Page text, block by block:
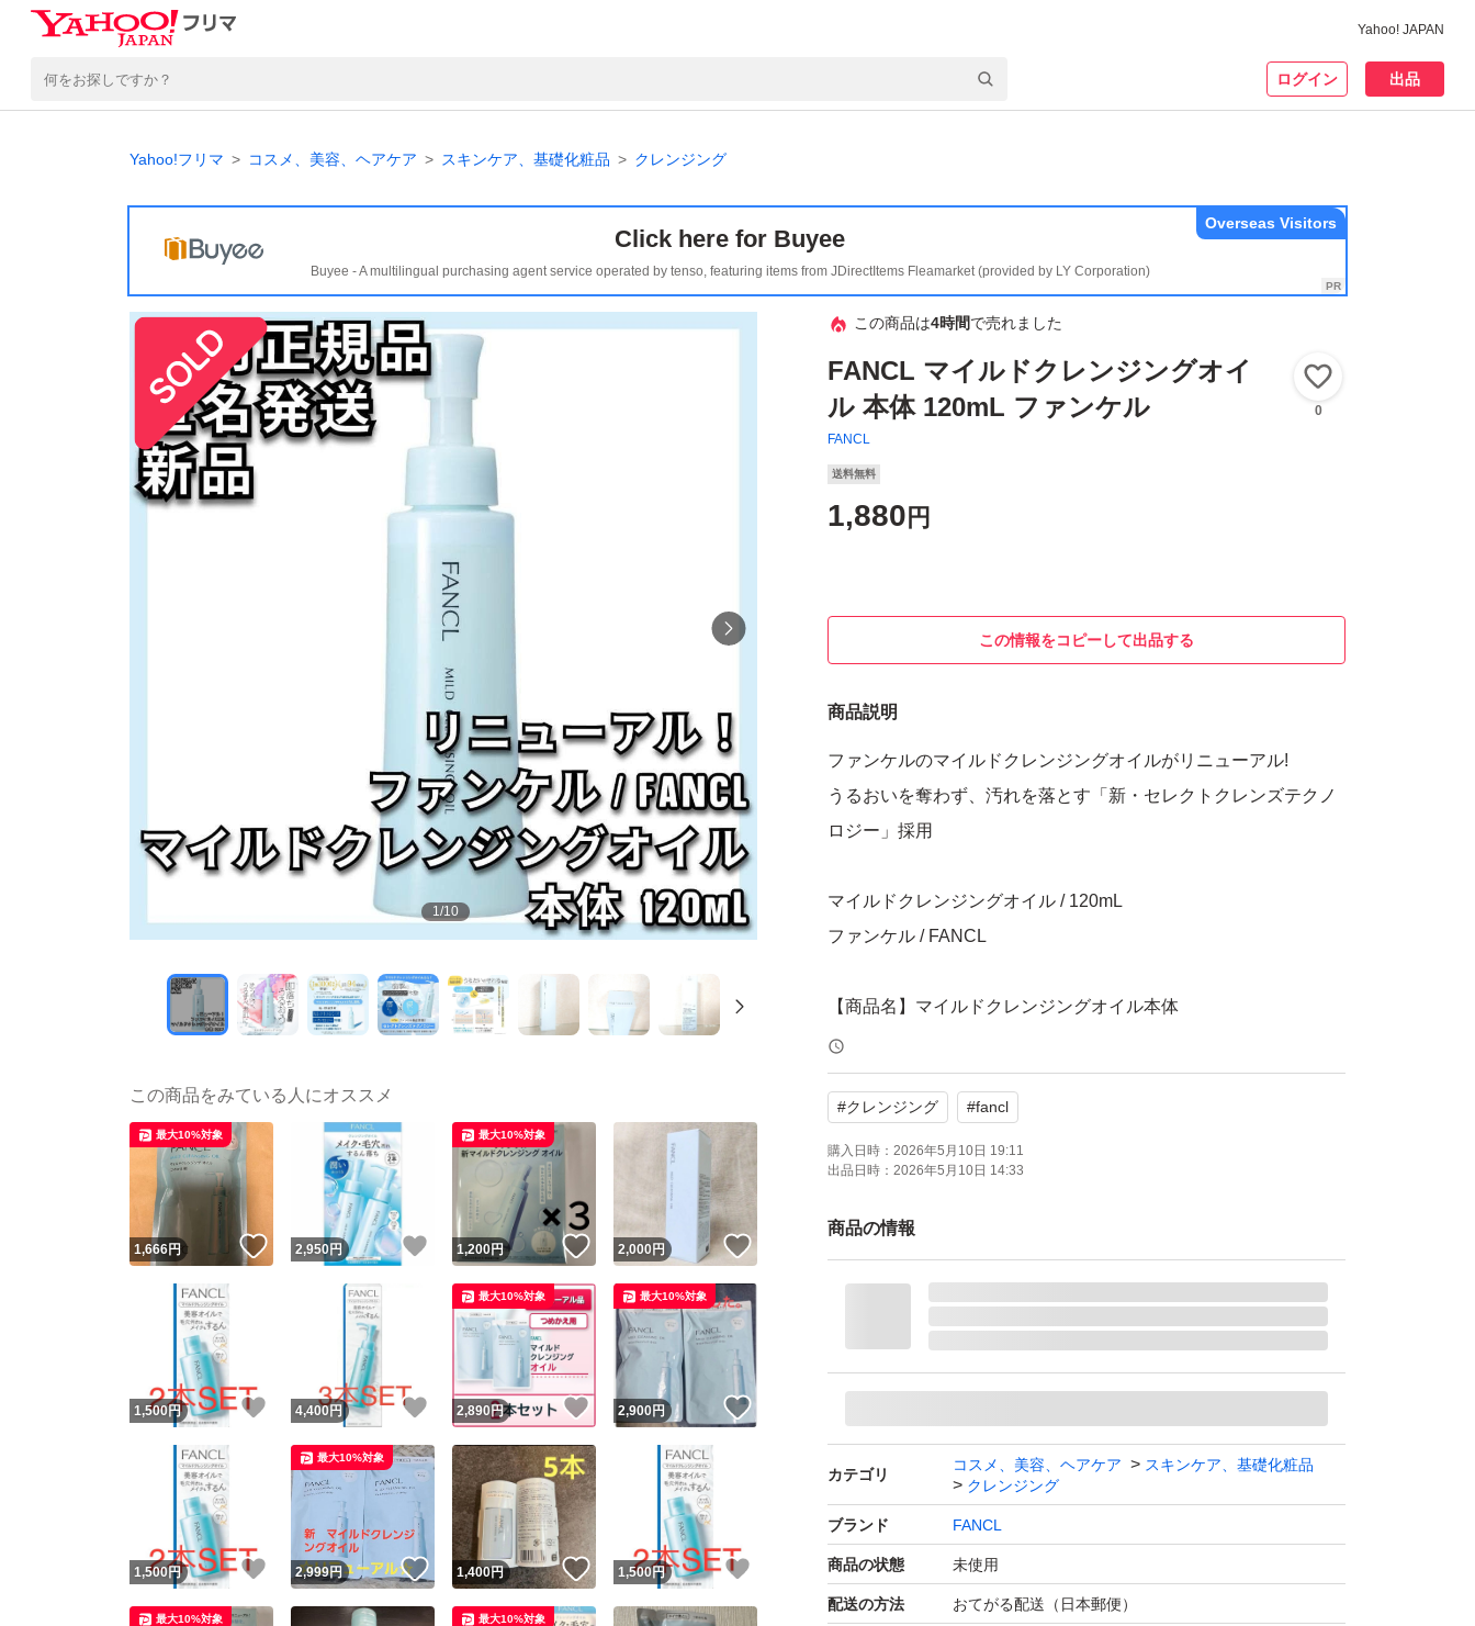
Yahoo! JAPAN
ログイン 出品
Yahoo!フリマ コスメ、美容、ヘアケア スキンケア、基礎化粧品 クレンジング
Click here for Buyee
Buyee - A multilingual purchasing agent service operated by tenso, featuring items from JDirectItems Fleamarket (provided by LY Corporation)
Overseas Visitors
1/10
この商品は4時間で売れました
FANCL マイルドクレンジングオイ
ル 本体 120mL ファンケル
FANCL
0
送料無料
1,880 円
この情報をコピーして出品する
商品説明
ファンケルのマイルドクレンジングオイルがリニューアル!
うるおいを奪わず、汚れを落とす「新・セレクトクレンズテクノ
ロジー」採用
マイルドクレンジングオイル / 120mL
ファンケル / FANCL
【商品名】マイルドクレンジングオイル本体
【購入先】国内百貨店
【購入日】2026年4月
【商品の状態】新品未使用
※簡易梱包での発送となります。
す。ご購入前にコメントいただければ対応させていただきます。
※新品未使用ではございますが、購入時より擦り傷などがある場
合がございますので、ご了承のうえご購入頂きますようお願い申
し上げます。
商品の説明
#クレンジング #fancl
購入日時： 2026年5月10日 19:11
出品日時： 2026年5月10日 14:33
商品の情報
カテゴリ
コスメ、美容、ヘアケア
スキンケア、基礎化粧品
クレンジング
ブランド FANCL
商品の状態 未使用
配送の方法 おてがる配送（日本郵便）
この商品をみている人にオススメ
1,666円 いいね！
最大10%対象
2,950円 いいね！
1,200円 いいね！
最大10%対象
2,000円 いいね！
1,500円 いいね！
4,400 円 いいね！
2,890円 いいね！
最大10%対象
2,900円
最大10%対象
1,500円 いいね！
2,999円 いいね！
最大10%対象
1,400円 いいね！
1,500円
最大10%対象 最大10%対象